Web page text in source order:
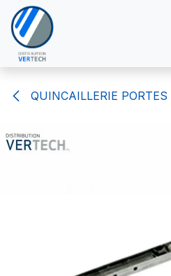
Se rendre au contenu
QUINCAILLERIE